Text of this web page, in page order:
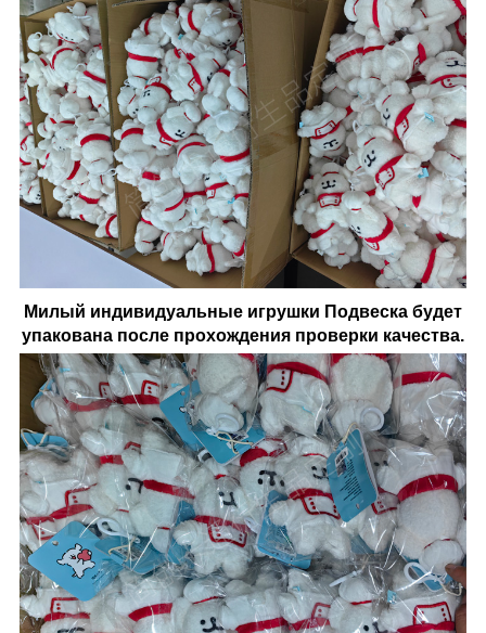
Милый индивидуальные игрушки Подвеска будет
упакована после прохождения проверки качества.